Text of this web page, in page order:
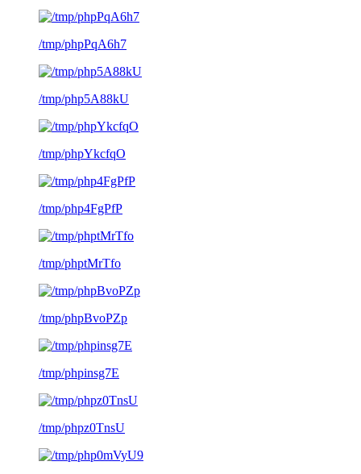
/tmp/phpPqA6h7
/tmp/php5A88kU
/tmp/phpYkcfqO
/tmp/php4FgPfP
/tmp/phptMrTfo
/tmp/phpBvoPZp
/tmp/phpinsg7E
/tmp/phpz0TnsU